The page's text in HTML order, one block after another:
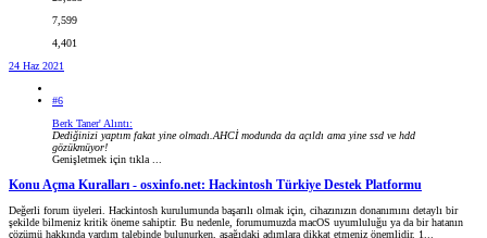
7,599
4,401
24 Haz 2021
#6
Berk Taner' Alıntı:
Dediğinizi yaptım fakat yine olmadı.AHCİ modunda da açıldı ama yine ssd ve hdd
gözükmüyor!
Genişletmek için tıkla ...
Konu Açma Kuralları - osxinfo.net: Hackintosh Türkiye Destek Platformu
Değerli forum üyeleri. Hackintosh kurulumunda başarılı olmak için, cihazınızın donanımını detaylı bir
şekilde bilmeniz kritik öneme sahiptir. Bu nedenle, forumumuzda macOS uyumluluğu ya da bir hatanın
çözümü hakkında yardım talebinde bulunurken, aşağıdaki adımlara dikkat etmeniz önemlidir. 1...